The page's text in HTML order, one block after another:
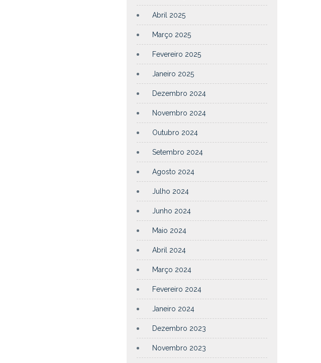
Abril 2025
Março 2025
Fevereiro 2025
Janeiro 2025
Dezembro 2024
Novembro 2024
Outubro 2024
Setembro 2024
Agosto 2024
Julho 2024
Junho 2024
Maio 2024
Abril 2024
Março 2024
Fevereiro 2024
Janeiro 2024
Dezembro 2023
Novembro 2023